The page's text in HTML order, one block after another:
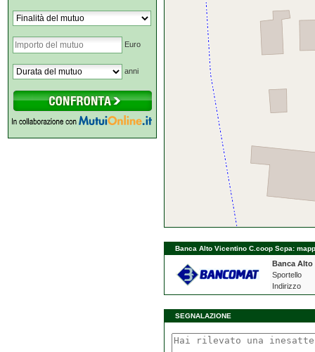
Euro
anni
Banca Alto Vicentino C.coop Scpa:
Banca Alto
Sportello
Indirizzo
SEGNALAZIONE